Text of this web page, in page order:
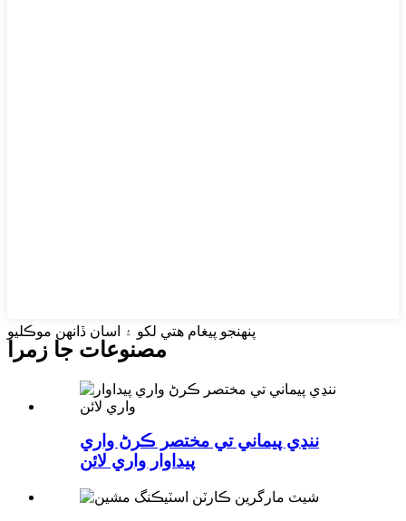
پنهنجو پيغام هتي لکو ۽ اسان ڏانهن موڪليو
مصنوعات جا زمرا
ننڍي پيماني تي مختصر ڪرڻ واري
پيداوار واري لائن